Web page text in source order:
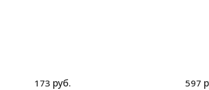
173 руб. 597